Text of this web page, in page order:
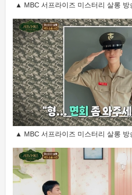
▲ MBC 서프라이즈 미스터리 살롱 방
▲ MBC 서프라이즈 미스터리 살롱 방